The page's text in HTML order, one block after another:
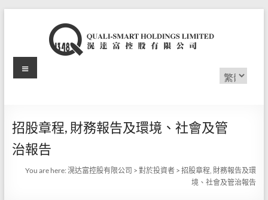
滉
富
控
股
Choose
a
Menu
招股章程, 財務報告及環境、社會及管
治報告
You are here:滉达富控股有限公司 >對於投資者 >招股章程, 財務報告及環
境、社會及管治報告